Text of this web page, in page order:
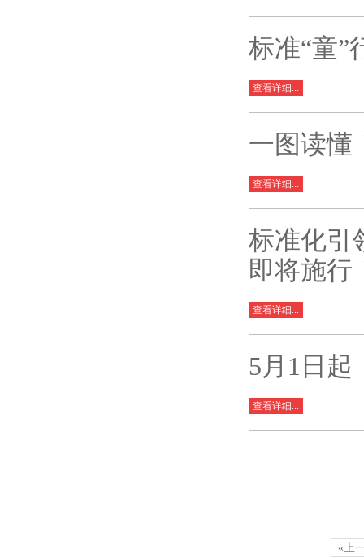
标准“童”
查看详细...
一图读懂
查看详细...
标准化引
即将施行
查看详细...
5月1日起
查看详细...
«上